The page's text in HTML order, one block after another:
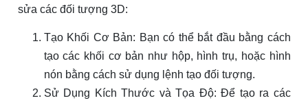
sửa các đối tượng 3D:
Tạo Khối Cơ Bản: Bạn có thể bắt đầu bằng cách
tạo các khối cơ bản như hộp, hình trụ, hoặc hình
nón bằng cách sử dụng lệnh tạo đối tượng.
Sử Dụng Kích Thước và Tọa Độ: Để tạo ra các